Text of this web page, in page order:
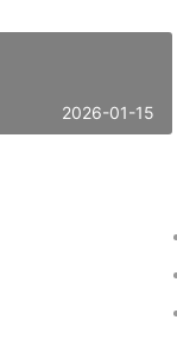
2026-01-15